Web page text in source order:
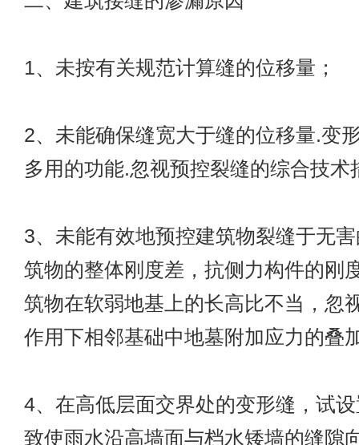
1、未按有关规范计算缝的位移量；
2、未能确保缝宽大于缝的位移量.变
多用的功能.忽视预控裂缝的综合技术
3、未能有效地预控建筑物裂缝于无
筑物的整体刚度差，抗侧力构件的刚
筑物在软弱地基上的长高比不当，忽
作用下相邻基础中地墓附加应力的叠
4、在高低层面交界处的变形缝，试
致使雨水沿高墙面与档水矮墙的缝隙